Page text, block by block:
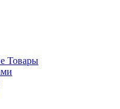
Товары